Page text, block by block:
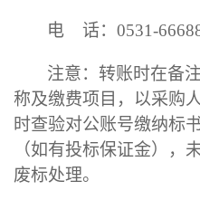
电 话： 0531-
注意：转账时在备
称及缴费项目，以采购
时查验对公账号缴纳标
（如有投标保证金），
废标处理。